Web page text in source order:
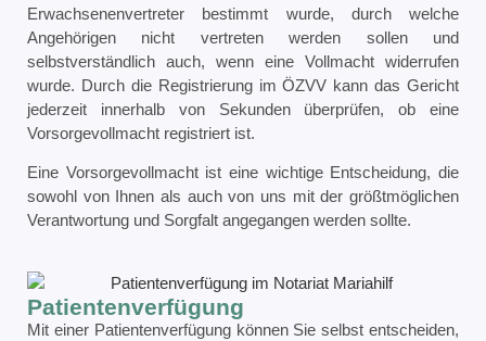
Erwachsenenvertreter bestimmt wurde, durch welche
Angehörigen nicht vertreten werden sollen und
selbstverständlich auch, wenn eine Vollmacht widerrufen
wurde. Durch die Registrierung im ÖZVV kann das Gericht
jederzeit innerhalb von Sekunden überprüfen, ob eine
Vorsorgevollmacht registriert ist.
Eine Vorsorgevollmacht ist eine wichtige Entscheidung, die
sowohl von Ihnen als auch von uns mit der größtmöglichen
Verantwortung und Sorgfalt angegangen werden sollte.
Patientenverfügung
Mit einer Patientenverfügung können Sie selbst entscheiden,